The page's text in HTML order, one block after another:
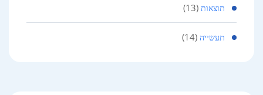
תוצאות (13)
תעשייה (14)